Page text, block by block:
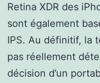
Retina XDR des
sont également
IPS. Au définitif, la
pas réellement
décision d’un